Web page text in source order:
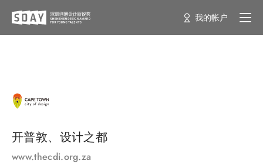
我的帐户
开普敦、设计之都
www.thecdi.org.za